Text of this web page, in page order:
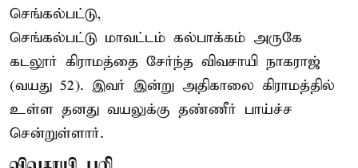
செங்கல்பட்டு,
செங்கல்பட்டு மாவட்டம் கல்பாக்கம் அருகே
கடலூர் கிராமத்தை சேர்ந்த விவசாயி நாகராஜ்
(வயது 52). இவர் இன்று அதிகாலை கிராமத்தில்
உள்ள தனது வயலுக்கு தண்ணீர் பாய்ச்ச
சென்றுள்ளார்.